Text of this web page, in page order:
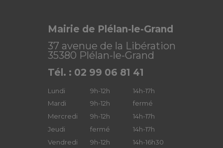
Mairie de Plélan-le-Grand
37 avenue de la Libération
35380 Plélan-le-Grand
Tél. : 02 99 06 81 41
Lundi 9h-12h
14h-17h
Mardi
9h-12h
fermé
Mercredi
9h-12h
14h-17h
Jeudi
fermé
14h-17h
Vendredi
9h-12h
14h-16h30